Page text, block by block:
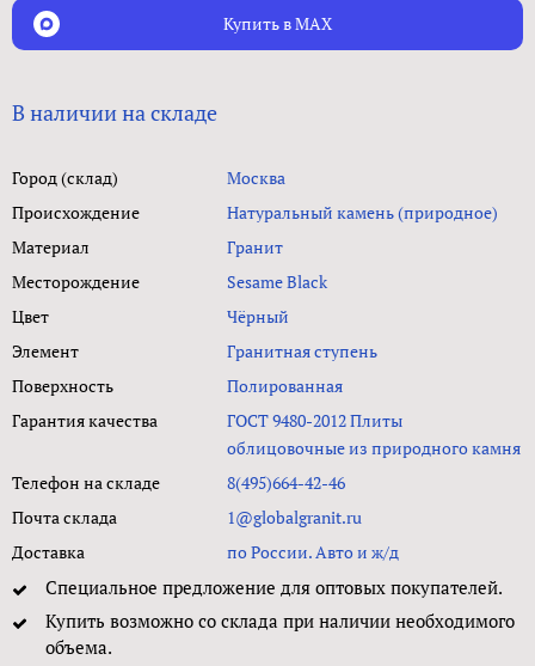
Купить в MAX
В наличии на складе
Город (склад)
Москва
Происхождение
Натуральный камень (природное)
Материал
Гранит
Месторождение
Sesame Black
Цвет
Чёрный
Элемент
Гранитная ступень
Поверхность
Полированная
Гарантия качества
ГОСТ 9480-2012 Плиты
облицовочные из природного камня
Телефон на складе
8(495)664-42-46
Почта склада
1@globalgranit.ru
Доставка
по России. Авто и ж/д
Специальное предложение для оптовых покупателей.
Купить возможно со склада при наличии необходимого
объема.